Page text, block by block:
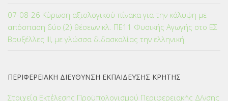
07-08-26 Κύρωση αξιολογικού πίνακα για την κάλυψη με
απόσπαση δύο (2) θέσεων κλ. ΠΕ11 Φυσικής Αγωγής στο ΕΣ
Βρυξέλλες ΙΙΙ, με γλώσσα διδασκαλίας την ελληνική
ΠΕΡΙΦΕΡΕΙΑΚΗ ΔΙΕΥΘΥΝΣΗ ΕΚΠΑΙΔΕΥΣΗΣ ΚΡΗΤΗΣ
Στοιχεία Εκτέλεσης Προϋπολογισμού Περιφερειακής Δ/νσης